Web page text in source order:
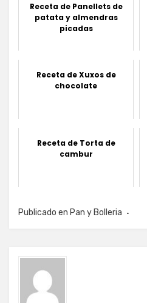
Receta de Panellets de
patata y almendras
picadas
Receta de Xuxos de
chocolate
Receta de Torta de
cambur
Publicado en Pan y Bolleria